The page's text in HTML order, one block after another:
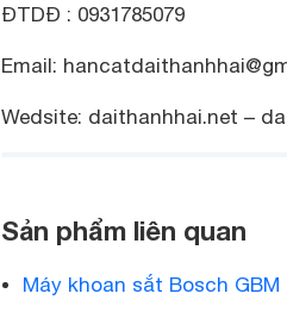
ĐTDĐ : 0931785079
Email:
Wedsite: daithanhhai.net –
Sản phẩm liên quan
Máy khoan sắt Bosch GBM